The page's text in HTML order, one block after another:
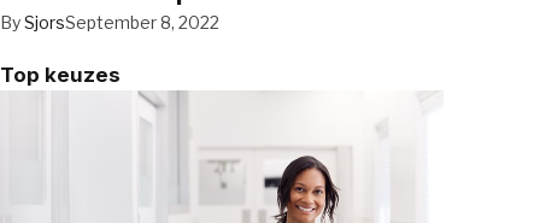
BySjorsSeptember 8, 2022
Top keuzes